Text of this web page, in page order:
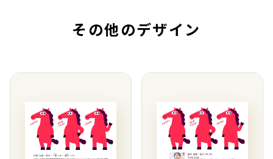
その他のデザイン